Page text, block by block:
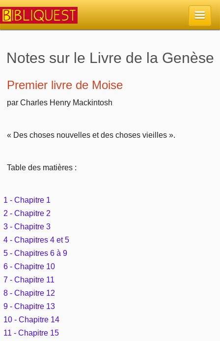
Retour à l'accueil
Autres sites chrétiens
Outils
Paramètres
Lisez la Bible
Au sujet de la Bible
Études et commentaires par passage
Versets Classés
Lecture Journalière
Sujets
La Bible
L'Évangile, le Salut
Mort, résurrection
L'Église, l'Assemblée
Prophétie
Sanctification
Commentaires
Personnages bibliques
Édification
Commentaires journaliers
COURS Bibliques - GUIDES de lecture
Pour débuter
Rechercher dans le site
Sujets de A à Z
Ouvrages de A à Z
Auteurs de A à Z
Rechercher dans la Bible
Sommaires
Aperçus Livres de la Bible
Autres FAQ
Notes sur le Livre de la Genèse
Premier livre de Moise
par Charles Henry Mackintosh
« Des choses nouvelles et des choses vieilles ».
Table des matières :
1 - Chapitre 1
2 - Chapitre 2
3 - Chapitre 3
4 - Chapitres 4 et 5
5 - Chapitres 6 à 9
6 - Chapitre 10
7 - Chapitre 11
8 - Chapitre 12
9 - Chapitre 13
10 - Chapitre 14
11 - Chapitre 15